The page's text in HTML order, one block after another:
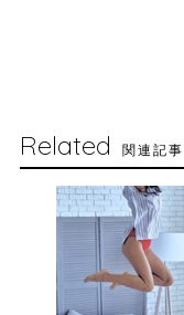
Related 関連記事